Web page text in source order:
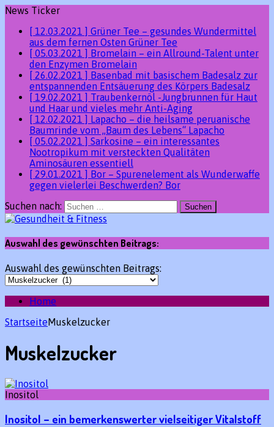
News Ticker
[ 12.03.2021 ] Grüner Tee – gesundes Wundermittel
aus dem fernen Osten Grüner Tee
[ 05.03.2021 ] Bromelain – ein Allround-Talent unter
den Enzymen Bromelain
[ 26.02.2021 ] Basenbad mit basischem Badesalz zur
entspannenden Entsäuerung des Körpers Badesalz
[ 19.02.2021 ] Traubenkernöl -Jungbrunnen für Haut
und Haar und vieles mehr Anti-Aging
[ 12.02.2021 ] Lapacho – die heilsame peruanische
Baumrinde vom „Baum des Lebens“ Lapacho
[ 05.02.2021 ] Sarkosine – ein interessantes
Nootropikum mit versteckten Qualitäten
Aminosäuren essentiell
[ 29.01.2021 ] Bor – Spurenelement als Wunderwaffe
gegen vielerlei Beschwerden? Bor
Suchen nach:
Auswahl des gewünschten Beitrags:
Auswahl des gewünschten Beitrags:
Home
StartseiteMuskelzucker
Muskelzucker
Inositol
Inositol – ein bemerkenswerter vielseitiger Vitalstoff